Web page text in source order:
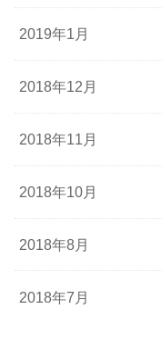
2019年1月
2018年12月
2018年11月
2018年10月
2018年8月
2018年7月